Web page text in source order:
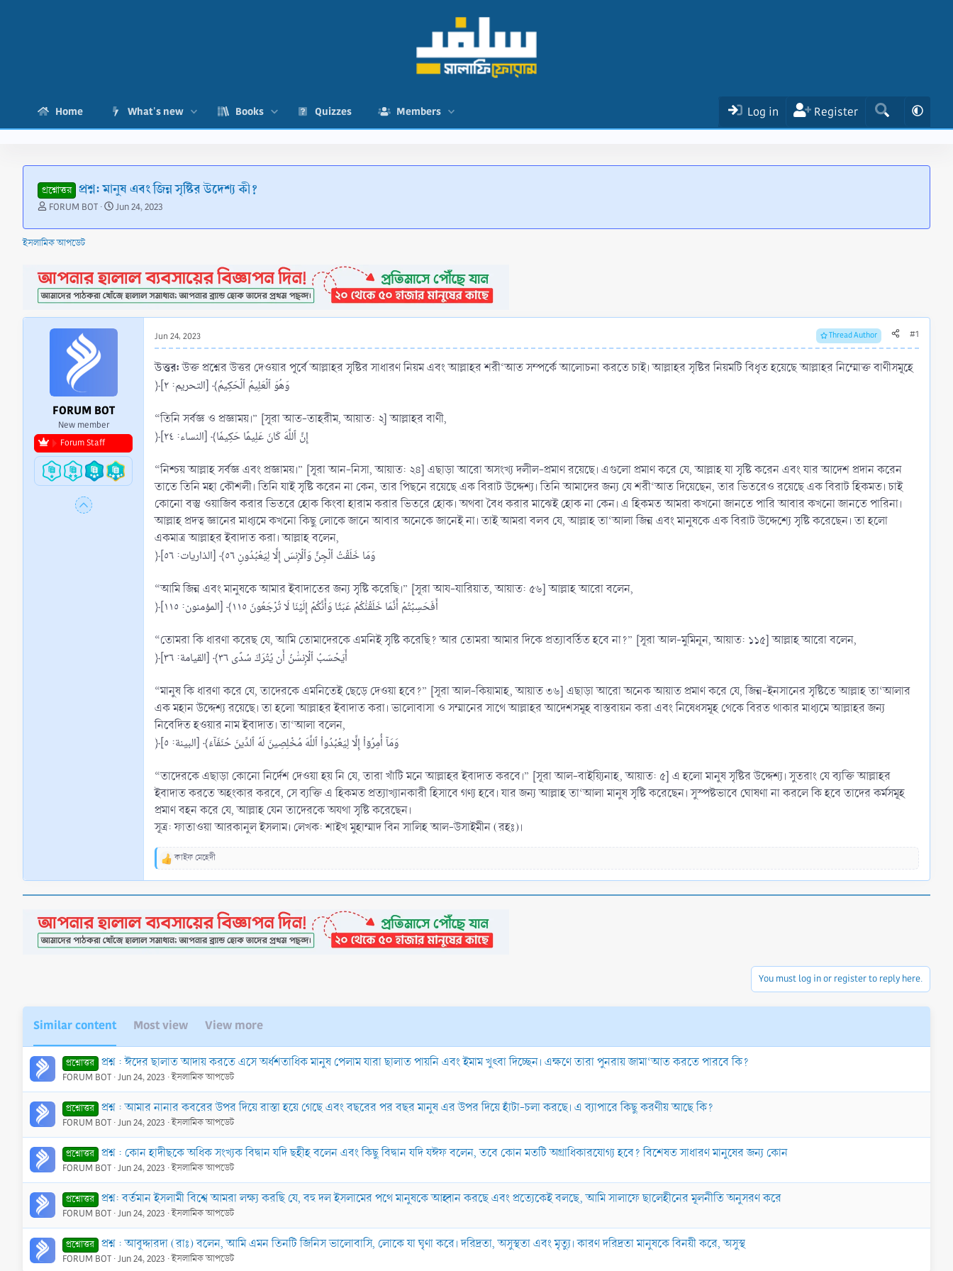
Home What's new Books Quizzes Members Log in Register
প্রশ্নোত্তর প্রশ্ন: মানুষ এবং জিন্ন সৃষ্টির উদেশ্য কী?
T
r
e
d
s
t
a
r
FORUM BOT
S
a
d
a
t
e
Jun 24, 2023
ইসলামিক আপডেট
FORUM BOT
New member
Forum Staff
Jun 24, 2023 Thread Author #1
উত্তর:উক্ত প্রশ্নের উত্তর দেওয়ার পূর্বে আল্লাহর সৃষ্টির সাধারণ নিয়ম এবং আল্লাহর শরী‘আত সম্পর্কে আলোচনা করতে চাই। আল্লাহর সৃষ্টির নিয়মটি বিধৃত হয়েছে আল্লাহর নিম্মোক্ত বাণীসমূহে
﴿وَهُوَ ٱلۡعَلِيمُ ٱلۡحَكِيمُ﴾ [التحريم: ٢]
“তিনি সর্বজ্ঞ ও প্রজ্ঞাময়।” [সূরা আত-তাহরীম, আয়াত: ২] আল্লাহর বাণী,
﴿إِنَّ ٱللَّهَ كَانَ عَلِيمًا حَكِيمٗا﴾ [النساء: ٢٤]
“নিশ্চয় আল্লাহ সর্বজ্ঞ এবং প্রজ্ঞাময়।” [সূরা আন-নিসা, আয়াত: ২৪] এছাড়া আরো অসংখ্য দলীল-প্রমাণ রয়েছে। এগুলো প্রমাণ করে যে, আল্লাহ যা সৃষ্টি করেন এবং যার আদেশ প্রদান করেন
তাতে তিনি মহা কৌশলী। তিনি যাই সৃষ্টি করেন না কেন, তার পিছনে রয়েছে এক বিরাট উদ্দেশ্য। তিনি আমাদের জন্য যে শরী‘আত দিয়েছেন, তার ভিতরেও রয়েছে এক বিরাট হিকমত। চাই
কোনো বস্তু ওয়াজিব করার ভিতরে হোক কিংবা হারাম করার ভিতরে হোক। অথবা বৈধ করার মাঝেই হোক না কেন। এ হিকমত আমরা কখনো জানতে পারি আবার কখনো জানতে পারিনা।
আল্লাহ প্রদত্ব জ্ঞানের মাধ্যমে কখনো কিছু লোকে জানে আবার অনেকে জানেই না। তাই আমরা বলব যে, আল্লাহ তা‘আলা জিন্ন এবং মানুষকে এক বিরাট উদ্দেশ্যে সৃষ্টি করেছেন। তা হলো
একমাত্র আল্লাহর ইবাদাত করা। আল্লাহ বলেন,
﴿وَمَا خَلَقۡتُ ٱلۡجِنَّ وَٱلۡإِنسَ إِلَّا لِيَعۡبُدُونِ ٥٦﴾ [الذاريات: ٥٦]
“আমি জিন্ন এবং মানুষকে আমার ইবাদাতের জন্য সৃষ্টি করেছি।” [সূরা আয-যারিয়াত, আয়াত: ৫৬] আল্লাহ আরো বলেন,
﴿أَفَحَسِبۡتُمۡ أَنَّمَا خَلَقۡنَٰكُمۡ عَبَثٗا وَأَنَّكُمۡ إِلَيۡنَا لَا تُرۡجَعُونَ ١١٥﴾ [المؤمنون: ١١٥]
“তোমরা কি ধারণা করেছ যে, আমি তোমাদেরকে এমনিই সৃষ্টি করেছি? আর তোমরা আমার দিকে প্রত্যাবর্তিত হবে না?” [সূরা আল-মুমিনূন, আয়াত: ১১৫] আল্লাহ আরো বলেন,
﴿أَيَحۡسَبُ ٱلۡإِنسَٰنُ أَن يُتۡرَكَ سُدًى ٣٦﴾ [القيامة: ٣٦]
“মানুষ কি ধারণা করে যে, তাদেরকে এমনিতেই ছেড়ে দেওয়া হবে?” [সূরা আল-কিয়ামাহ, আয়াত ৩৬] এছাড়া আরো অনেক আয়াত প্রমাণ করে যে, জিন্ন-ইনসানের সৃষ্টিতে আল্লাহ তা‘আলার
এক মহান উদ্দেশ্য রয়েছে। তা হলো আল্লাহর ইবাদাত করা। ভালোবাসা ও সম্মানের সাথে আল্লাহর আদেশসমূহ বাস্তবায়ন করা এবং নিষেধসমূহ থেকে বিরত থাকার মাধ্যমে আল্লাহর জন্য
নিবেদিত হওয়ার নাম ইবাদাত। তা‘আলা বলেন,
﴿وَمَآ أُمِرُوٓاْ إِلَّا لِيَعۡبُدُواْ ٱللَّهَ مُخۡلِصِينَ لَهُ ٱلدِّينَ حُنَفَآءَ﴾ [البينة: ٥]
“তাদেরকে এছাড়া কোনো নির্দেশ দেওয়া হয় নি যে, তারা খাঁটি মনে আল্লাহর ইবাদাত করবে।” [সূরা আল-বাইয়্যিনাহ, আয়াত: ৫] এ হলো মানুষ সৃষ্টির উদ্দেশ্য। সুতরাং যে ব্যক্তি আল্লাহর
ইবাদাত করতে অহংকার করবে, সে ব্যক্তি এ হিকমত প্রত্যাখ্যানকারী হিসাবে গণ্য হবে। যার জন্য আল্লাহ তা‘আলা মানুষ সৃষ্টি করেছেন। সুস্পষ্টভাবে ঘোষণা না করলে কি হবে তাদের কর্মসমূহ
প্রমাণ বহন করে যে, আল্লাহ যেন তাদেরকে অযথা সৃষ্টি করেছেন।
সূত্র: ফাতাওয়া আরকানুল ইসলাম। লেখক: শাইখ মুহাম্মাদ বিন সালিহ আল-উসাইমীন (রহঃ)।
R
i
o
n
কাইফ মেহেদী
You must log in or register to reply here.
Similar content Most view View more
প্রশ্নোত্তর প্রশ্ন : ঈদের ছালাত আদায় করতে এসে অর্ধশতাধিক মানুষ পেলাম যারা ছালাত পায়নি এবং ইমাম খুৎবা দিচ্ছেন। এক্ষণে তারা পুনরায় জামা‘আত করতে পারবে কি?
FORUM BOT Jun 24, 2023 ইসলামিক আপডেট
প্রশ্নোত্তর প্রশ্ন : আমার নানার কবরের উপর দিয়ে রাস্তা হয়ে গেছে এবং বছরের পর বছর মানুষ এর উপর দিয়ে হাঁটা-চলা করছে। এ ব্যাপারে কিছু করণীয় আছে কি?
FORUM BOT Jun 24, 2023 ইসলামিক আপডেট
প্রশ্নোত্তর প্রশ্ন : কোন হাদীছকে অধিক সংখ্যক বিদ্বান যদি ছহীহ বলেন এবং কিছু বিদ্বান যদি যঈফ বলেন, তবে কোন মতটি অগ্রাধিকারযোগ্য হবে? বিশেষত সাধারণ মানুষের জন্য কোন
FORUM BOT Jun 24, 2023 ইসলামিক আপডেট
প্রশ্নোত্তর প্রশ্ন: বর্তমান ইসলামী বিশ্বে আমরা লক্ষ্য করছি যে, বহু দল ইসলামের পথে মানুষকে আহ্বান করছে এবং প্রত্যেকেই বলছে, আমি সালাফে ছালেহীনের মূলনীতি অনুসরণ করে
FORUM BOT Jun 24, 2023 ইসলামিক আপডেট
প্রশ্নোত্তর প্রশ্ন : আবুদ্দারদা (রাঃ) বলেন, আমি এমন তিনটি জিনিস ভালোবাসি, লোকে যা ঘৃণা করে। দরিদ্রতা, অসুস্থতা এবং মৃত্যু। কারণ দরিদ্রতা মানুষকে বিনয়ী করে, অসুস্থ
FORUM BOT Jun 24, 2023 ইসলামিক আপডেট